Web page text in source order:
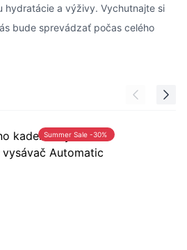
hydratácie a výživy. Vychutnajte si
bude sprevádzať počas celého
Summer Sale -30%